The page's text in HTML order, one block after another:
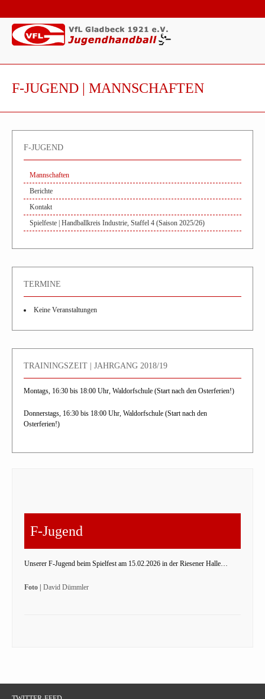
F-JUGEND | MANNSCHAFTEN
F-JUGEND
Mannschaften
Berichte
Kontakt
Spielfeste | Handballkreis Industrie, Staffel 4 (Saison 2025/26)
TERMINE
Keine Veranstaltungen
TRAININGSZEIT | JAHRGANG 2018/19
Montags, 16:30 bis 18:00 Uhr, Waldorfschule (Start nach den Osterferien!)
Donnerstags, 16:30 bis 18:00 Uhr, Waldorfschule (Start nach den
Osterferien!)
F-Jugend
Unserer F-Jugend beim Spielfest am 15.02.2026 in der Riesener Halle…
Foto | David Dümmler